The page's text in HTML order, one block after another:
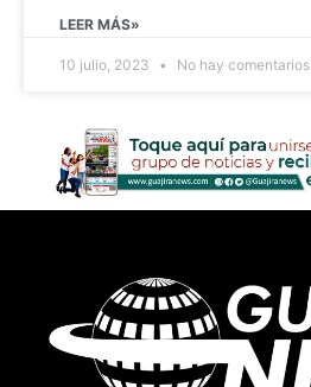
LEER MÁS»
10 julio, 2023 No hay comentarios